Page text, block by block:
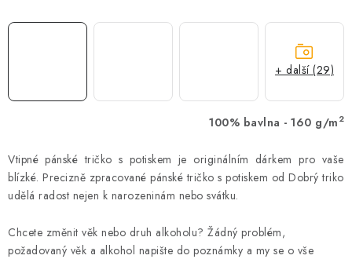
100% bavlna - 160 g/m 2
Vtipné pánské tričko s potiskem je originálním dárkem pro vaše
blízké. Precizně zpracované pánské tričko s potiskem od Dobrý triko
udělá radost nejen k narozeninám nebo svátku.
Chcete změnit věk nebo druh alkoholu? Žádný problém,
požadovaný věk a alkohol napište do poznámky a my se o vše
+ další (29)